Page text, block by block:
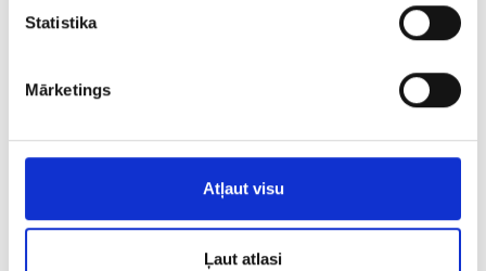
Statistika
Mārketings
Atļaut visu
Ļaut atlasi
Gredzens ar briljantiem (0.03ct), smaragdu (0.05ct) 710-1261